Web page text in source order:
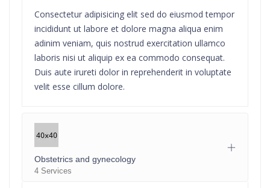
Consectetur adipisicing elit sed do eiusmod tempor
incididunt ut labore et dolore magna aliqua enim
adinim veniam, quis nostrud exercitation ullamco
laboris nisi ut aliquip ex ea commodo consequat.
Duis aute irureti dolor in reprehenderit in voluptate
velit esse cillum dolore.
Obstetrics and gynecology
4 Services